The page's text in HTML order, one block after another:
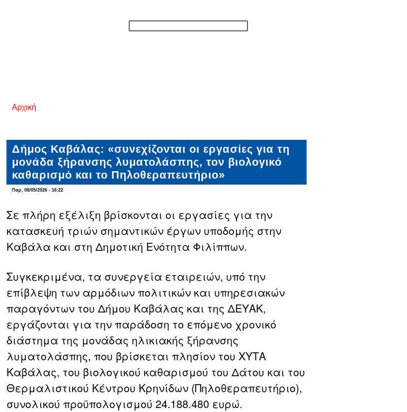
Είστε εδώ
Αρχική
Δήμος Καβάλας: «συνεχίζονται οι εργασίες για τη
μονάδα ξήρανσης λυματολάσπης, τον βιολογικό
καθαρισμό και το Πηλοθεραπευτήριο»
Παρ, 08/05/2026 - 16:22
Σε πλήρη εξέλιξη βρίσκονται οι εργασίες για την
κατασκευή τριών σημαντικών έργων υποδομής στην
Καβάλα και στη Δημοτική Ενότητα Φιλίππων.
Συγκεκριμένα, τα συνεργεία εταιρειών, υπό την
επίβλεψη των αρμόδιων πολιτικών και υπηρεσιακών
παραγόντων του Δήμου Καβάλας και της ΔΕΥΑΚ,
εργάζονται για την παράδοση το επόμενο χρονικό
διάστημα της μονάδας ηλικιακής ξήρανσης
λυματολάσπης, που βρίσκεται πλησίον του ΧΥΤΑ
Καβάλας, του βιολογικού καθαρισμού του Δάτου και του
Θερμαλιστικού Κέντρου Κρηνίδων (Πηλοθεραπευτήριο),
συνολικού προϋπολογισμού 24.188.480 ευρώ.